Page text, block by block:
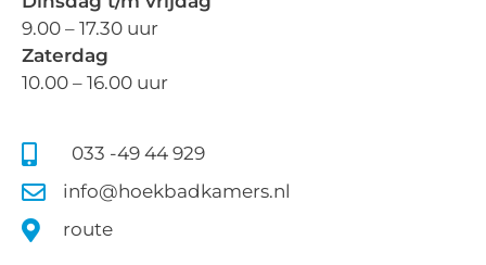
9.00 – 17.30 uur
Zaterdag
10.00 – 16.00 uur
033 -49 44 929
info@hoekbadkamers.nl
route